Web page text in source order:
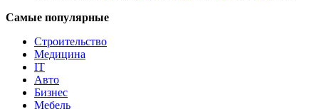
Самые популярные
Строительство
Медицина
IT
Авто
Бизнес
Мебель